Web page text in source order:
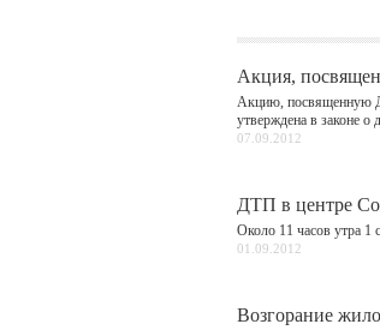
Акция,
Акцию, посвященную
утверждена в законе о
07.09.2012
ДТП в центре
Около 11 часов утра 1
01.09.2012
Возгорание